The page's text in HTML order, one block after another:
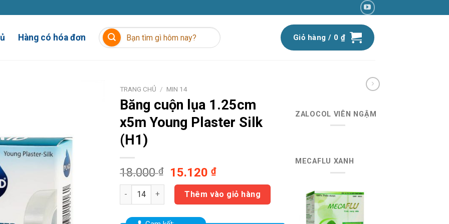
Hàng có hóa đơn
Tìm
kiếm:
Giỏ hàng / 0 ₫
TRANG CHỦ / MIN 14
Băng cuộn lụa 1.25cm
x5m Young Plaster Silk
(H1)
18.000₫
Giá
gốc
18.000 ₫.
15.120₫Giá
hiện
tại
là:
15.120 ₫.
Băng cuộn lụa 1.25cm x5m Young Plaster Silk (H1) số lượng
Thêm vào giỏ hàng
ZALOCOL VIÊN NGẬM
MECAFLU XANH